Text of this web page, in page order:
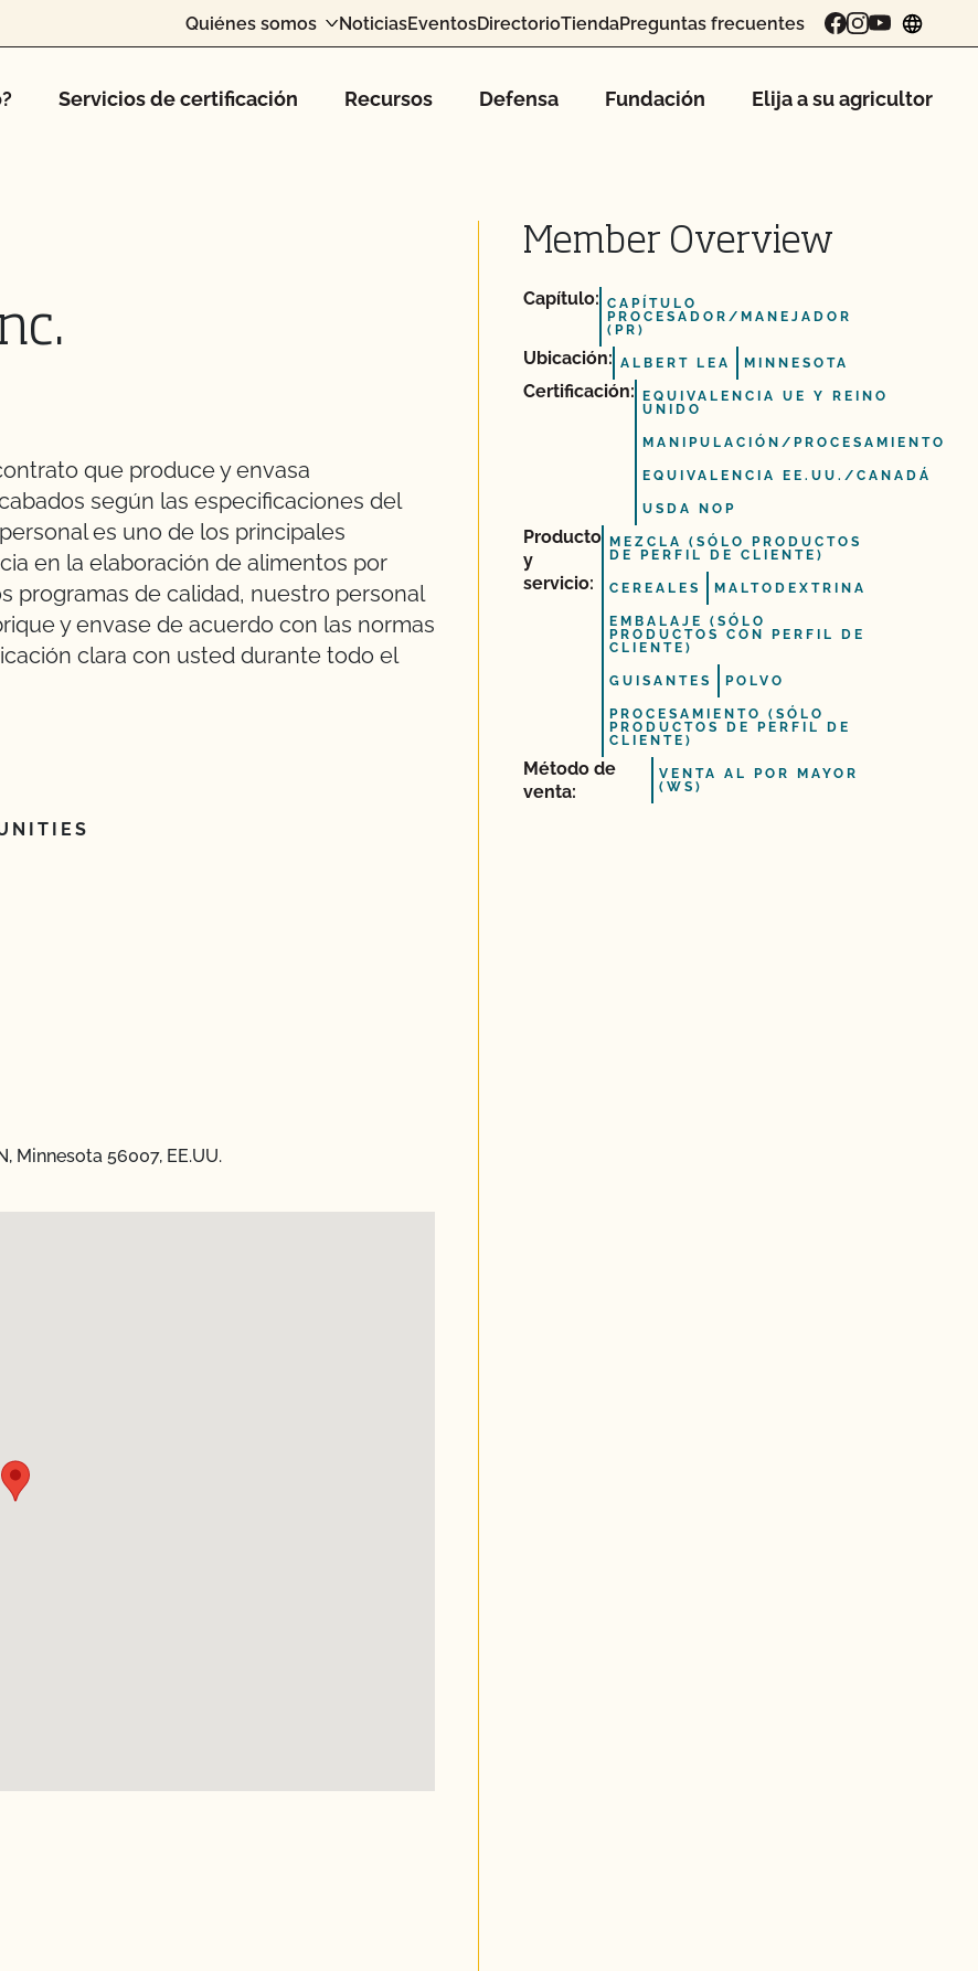
Quiénes somos NoticiasEventosDirectorioTiendaPreguntas frecuentes
Servicios de certificación Recursos Defensa Fundación Elija a su agricultor
que produce y envasa
según las especificaciones del
es uno de los principales
en la elaboración de alimentos por
programas de calidad, nuestro personal
y envase de acuerdo con las normas
clara con usted durante todo el
Minnesota 56007, EE.UU.
Member Overview
Capítulo: CAPÍTULO
PROCESADOR/MANEJADOR
(PR)
Ubicación: ALBERT LEA MINNESOTA
Certificación:
EQUIVALENCIA UE Y REINO
UNIDO
MANIPULACIÓN/PROCESAMIENTO
EQUIVALENCIA EE.UU./CANADÁ
USDA NOP
Producto
y
servicio:
MEZCLA (SÓLO PRODUCTOS
DE PERFIL DE CLIENTE)
CEREALES MALTODEXTRINA
EMBALAJE (SÓLO
PRODUCTOS CON PERFIL DE
CLIENTE)
GUISANTES POLVO
PROCESAMIENTO (SÓLO
PRODUCTOS DE PERFIL DE
CLIENTE)
Método de
venta:
VENTA AL POR MAYOR
(WS)